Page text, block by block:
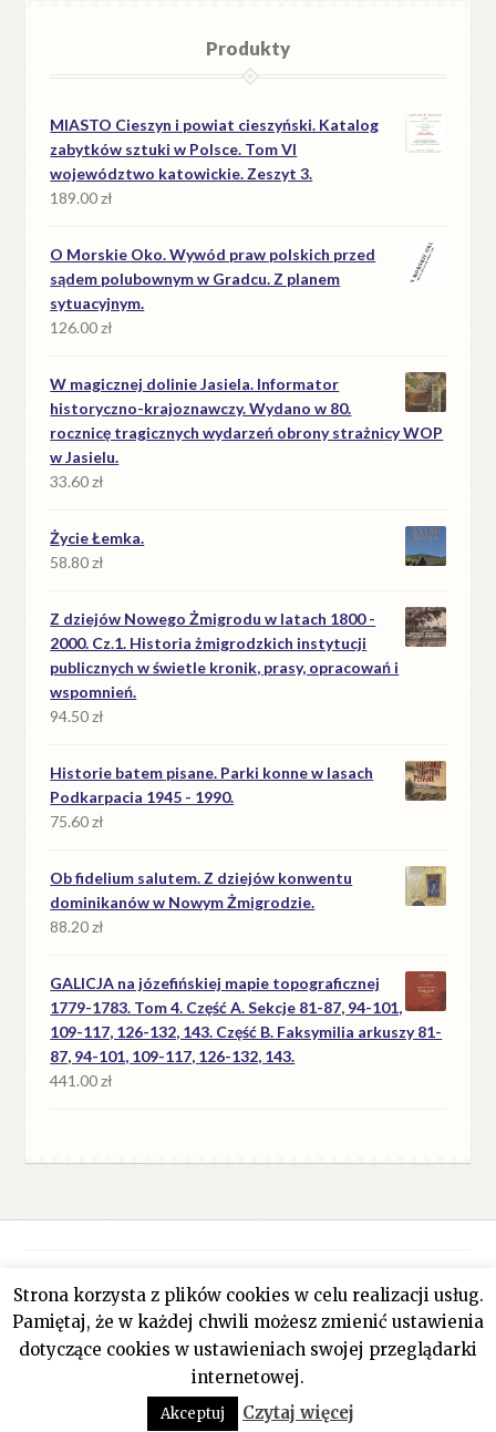
Produkty
MIASTO Cieszyn i powiat cieszyński. Katalog
zabytków sztuki w Polsce. Tom VI
województwo katowickie. Zeszyt 3.
189.00zł
O Morskie Oko. Wywód praw polskich przed
sądem polubownym w Gradcu. Z planem
sytuacyjnym.
126.00zł
W magicznej dolinie Jasiela. Informator
historyczno-krajoznawczy. Wydano w 80.
rocznicę tragicznych wydarzeń obrony strażnicy WOP
w Jasielu.
33.60zł
Życie Łemka.
58.80zł
Z dziejów Nowego Żmigrodu w latach 1800 -
2000. Cz.1. Historia żmigrodzkich instytucji
publicznych w świetle kronik, prasy, opracowań i
wspomnień.
94.50zł
Historie batem pisane. Parki konne w lasach
Podkarpacia 1945 - 1990.
75.60zł
Ob fidelium salutem. Z dziejów konwentu
dominikanów w Nowym Żmigrodzie.
88.20zł
GALICJA na józefińskiej mapie topograficznej
1779-1783. Tom 4. Część A. Sekcje 81-87, 94-101,
109-117, 126-132, 143. Część B. Faksymilia arkuszy 81-
87, 94-101, 109-117, 126-132, 143.
441.00zł
© Antykwariat Filar 2026
Polityka prywatności
Stworzone z WooCommerce.
Strona korzysta z plików cookies w celu realizacji usług.
Pamiętaj, że w każdej chwili możesz zmienić ustawienia
dotyczące cookies w ustawieniach swojej przeglądarki
internetowej.
Akceptuj Czytaj więcej